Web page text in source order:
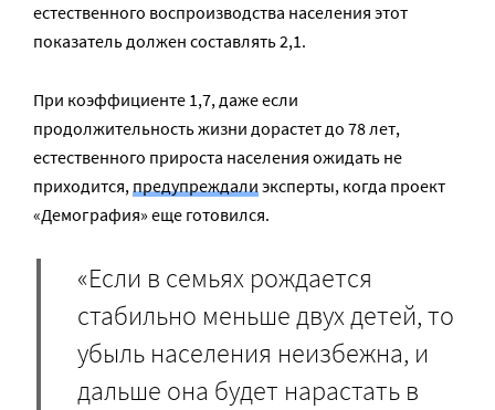
естественного воспроизводства населения этот
показатель должен составлять 2,1.
При коэффициенте 1,7, даже если
продолжительность жизни дорастет до 78 лет,
естественного прироста населения ожидать не
приходится,предупреждалиэксперты, когда проект
«Демография» еще готовился.
«Если в семьях рождается
стабильно меньше двух детей, то
убыль населения неизбежна, и
дальше она будет нарастать в